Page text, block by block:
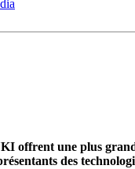
offrent une plus
des